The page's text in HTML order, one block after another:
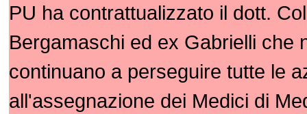
PU ha contrattualizzato il dott.
Bergamaschi ed ex Gabrielli che
continuano a perseguire tutte le
all'assegnazione dei Medici di